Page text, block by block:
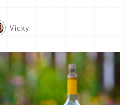
Vicky